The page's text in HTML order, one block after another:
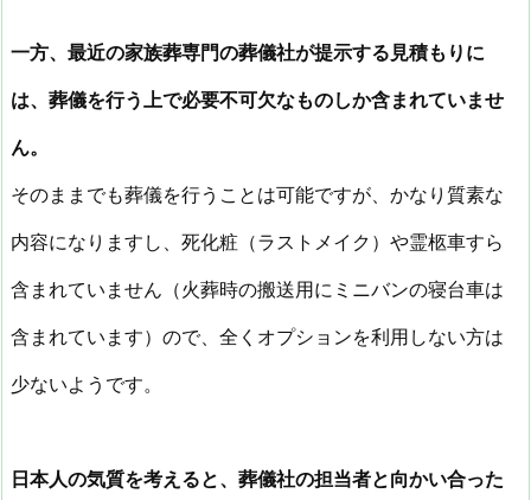
一方、最近の家族葬専門の葬儀社が提示する見積もりに
は、葬儀を行う上で必要不可欠なものしか含まれていませ
ん。
そのままでも葬儀を行うことは可能ですが、かなり質素な
内容になりますし、死化粧（ラストメイク）や霊柩車すら
含まれていません（火葬時の搬送用にミニバンの寝台車は
含まれています）ので、全くオプションを利用しない方は
少ないようです。
日本人の気質を考えると、葬儀社の担当者と向かい合った